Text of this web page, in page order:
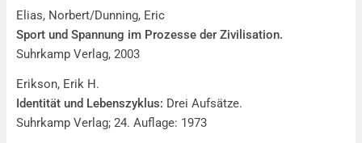
Elias, Norbert/Dunning, Eric
Sport und Spannung im Prozesse der Zivilisation.
Suhrkamp Verlag, 2003
Erikson, Erik H.
Identität und Lebenszyklus: Drei Aufsätze.
Suhrkamp Verlag; 24. Auflage: 1973